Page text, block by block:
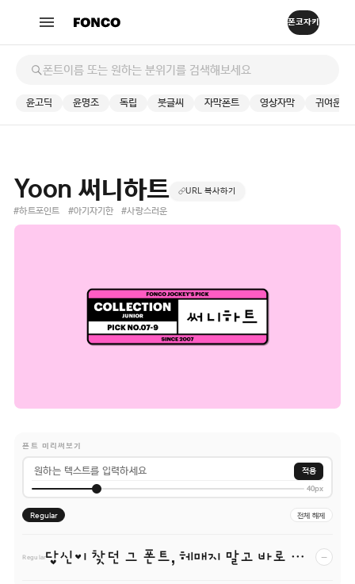
윤고딕 윤명조 독립 붓글씨 자막폰트 영상자막 귀여운
Yoon 써니하트 URL 복사하기
#하트포인트 #아기자기한 #사랑스러운
폰트 미리써보기
적용
40px
Regular 전체 해제
Regular 당신이 찾던 그 폰트, 헤매지 말고 바로 폰코! −